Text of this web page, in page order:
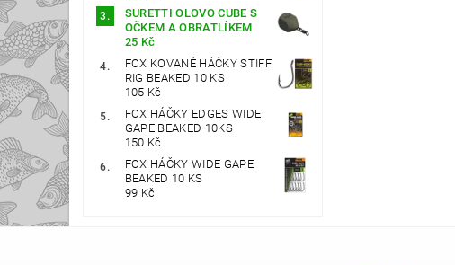
SURETTI OLOVO CUBE S
OČKEM A OBRATLÍKEM
25 Kč
FOX KOVANÉ HÁČKY STIFF
RIG BEAKED 10 KS
105 Kč
FOX HÁČKY EDGES WIDE
GAPE BEAKED 10KS
150 Kč
FOX HÁČKY WIDE GAPE
BEAKED 10 KS
99 Kč